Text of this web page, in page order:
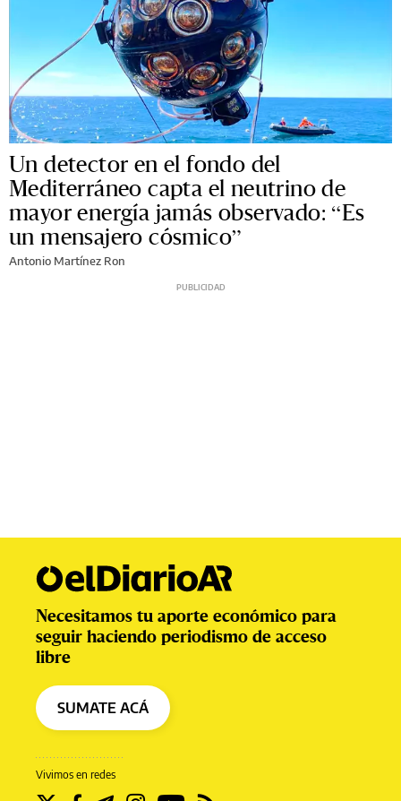
Un detector en el fondo del
Mediterráneo capta el neutrino de
mayor energía jamás observado: “Es
un mensajero cósmico”
Antonio Martínez Ron
Vivimos en redes
Necesitamos tu aporte económico para
seguir haciendo periodismo de acceso
libre
SUMATE ACÁ